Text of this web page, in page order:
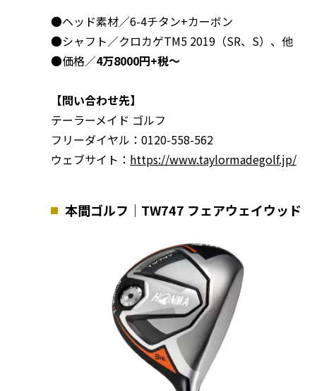
●ヘッド素材／6-4チタン+カーボン
●シャフト／クロカゲTM5 2019（SR、S）、他
●価格／4万8000円+税～
【問い合わせ先】
テーラーメイド ゴルフ
フリーダイヤル：0120-558-562
ウェブサイト： https://www.taylormadegolf.jp/
本間ゴルフ｜TW747 フェアウェイウッド